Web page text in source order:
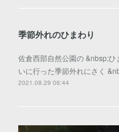
季節外れのひまわり
佐倉西部自然公園の &nbsp;ひ
いに行った季節外れにさく
2021.08.29 06:44